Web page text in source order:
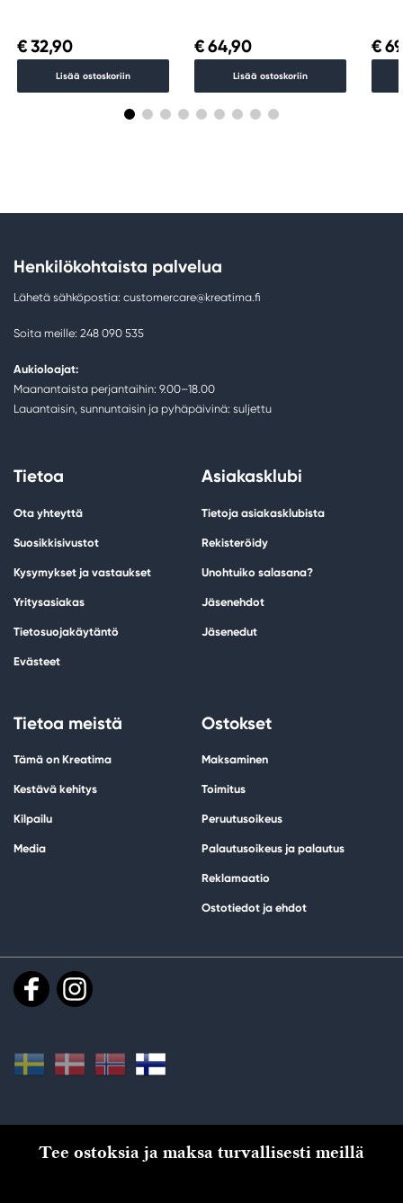
€ 32,90
Lisää ostoskoriin
€ 64,90
Lisää ostoskoriin
€
Henkilökohtaista palvelua
Lähetä sähköpostia: customercare@kreatima.fi
Soita meille: 248 090 535
Aukioloajat:
Maanantaista perjantaihin: 9.00–18.00
Lauantaisin, sunnuntaisin ja pyhäpäivinä: suljettu
Tietoa
Ota yhteyttä
Suosikkisivustot
Kysymykset ja vastaukset
Yritysasiakas
Tietosuojakäytäntö
Evästeet
Asiakasklubi
Tietoja asiakasklubista
Rekisteröidy
Unohtuiko salasana?
Jäsenehdot
Jäsenedut
Tietoa meistä
Tämä on Kreatima
Kestävä kehitys
Kilpailu
Media
Ostokset
Maksaminen
Toimitus
Peruutusoikeus
Palautusoikeus ja palautus
Reklamaatio
Ostotiedot ja ehdot
Tee ostoksia ja maksa turvallisesti meillä